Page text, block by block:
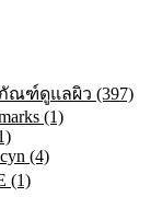
ภัณฑ์ดูแลผิว (397)
(1)
(4)
(1)